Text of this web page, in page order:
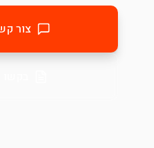
צור